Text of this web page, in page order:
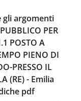
gli argomenti
PER
POSTO A
PIENO DI
PRESSO IL
(RE) - Emilia
pdf